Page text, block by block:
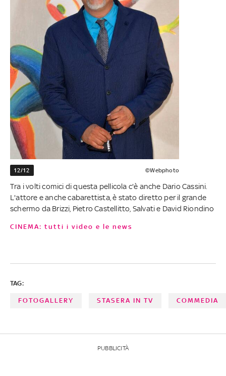
12/12 ©Webphoto
Tra i volti comici di questa pellicola c'è anche Dario Cassini.
L'attore e anche cabarettista, è stato diretto per il grande
schermo da Brizzi, Pietro Castellitto, Salvati e David Riondino
CINEMA: tutti i video e le news
TAG:
FOTOGALLERY STASERA IN TV COMMEDIA
PUBBLICITÀ